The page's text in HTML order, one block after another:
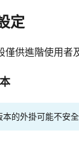
定
僅供進階使用者
本的外掛可能不安